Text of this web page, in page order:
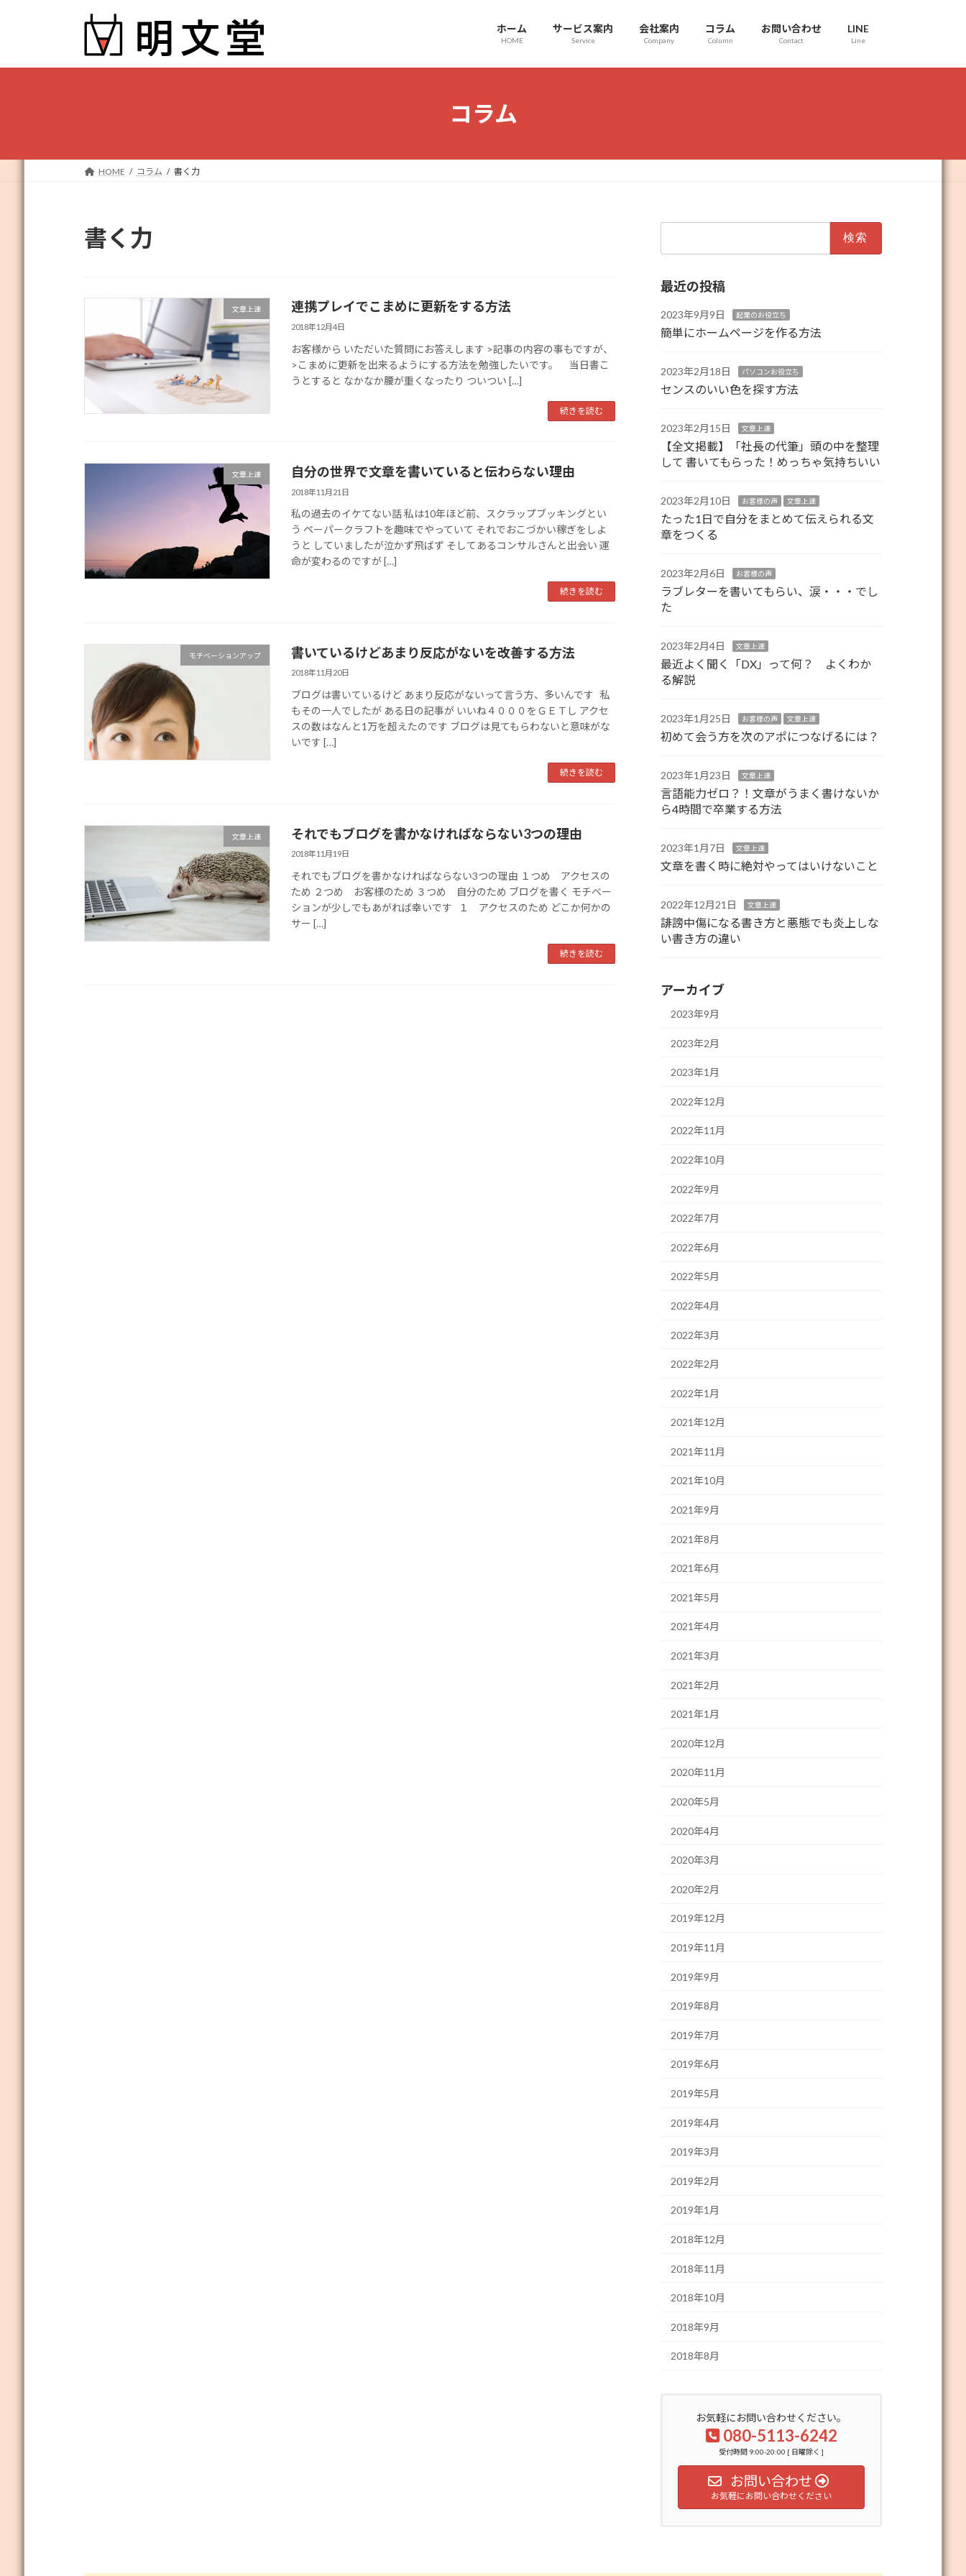
プ
動
ホーム
HOME
サービス案内
Service
会社案内
Company
コラム
Column
お問い合わせ
Contact
LINE
Line
コラム
HOME コラム 書く力
書く力
文章上達 連携プレイでこまめに更新をする方法
2018年12月4日
お客様から いただいた質問にお答えします >記事の内容の事もですが、
>こまめに更新を出来るようにする方法を勉強したいです。 当日書こ
うとすると なかなか腰が重くなったり ついつい […]
続きを読む
文章上達 自分の世界で文章を書いていると伝わらない理由
2018年11月21日
私の過去のイケてない話 私は10年ほど前、スクラップブッキングとい
う ペーパークラフトを趣味でやっていて それでおこづかい稼ぎをしよ
うと していましたが泣かず飛ばず そしてあるコンサルさんと出会い 運
命が変わるのですが […]
続きを読む
モチベーションアップ 書いているけどあまり反応がないを改善する方法
2018年11月20日
ブログは書いているけど あまり反応がないって言う方、多いんです 私
もその一人でしたが ある日の記事が いいね４０００をＧＥＴし アクセ
スの数はなんと1万を超えたのです ブログは見てもらわないと意味がな
いです […]
続きを読む
文章上達 それでもブログを書かなければならない3つの理由
2018年11月19日
それでもブログを書かなければならない3つの理由 １つめ アクセスの
ため ２つめ お客様のため ３つめ 自分のため ブログを書く モチベー
ションが少しでもあがれば幸いです １ アクセスのため どこか何かの
サー […]
続きを読む
最近の投稿
2023年9月9日 起業のお役立ち
簡単にホームページを作る方法
2023年2月18日 パソコンお役立ち
センスのいい色を探す方法
2023年2月15日 文章上達
【全文掲載】「社長の代筆」頭の中を整理
して 書いてもらった！めっちゃ気持ちいい
2023年2月10日 お客様の声 文章上達
たった1日で自分をまとめて伝えられる文
章をつくる
2023年2月6日 お客様の声
ラブレターを書いてもらい、涙・・・でし
た
2023年2月4日 文章上達
最近よく聞く「DX」って何？ よくわか
る解説
2023年1月25日 お客様の声 文章上達
初めて会う方を次のアポにつなげるには？
2023年1月23日 文章上達
言語能力ゼロ？！文章がうまく書けないか
ら4時間で卒業する方法
2023年1月7日 文章上達
文章を書く時に絶対やってはいけないこと
2022年12月21日 文章上達
誹謗中傷になる書き方と悪態でも炎上しな
い書き方の違い
アーカイブ
2023年9月
2023年2月
2023年1月
2022年12月
2022年11月
2022年10月
2022年9月
2022年7月
2022年6月
2022年5月
2022年4月
2022年3月
2022年2月
2022年1月
2021年12月
2021年11月
2021年10月
2021年9月
2021年8月
2021年6月
2021年5月
2021年4月
2021年3月
2021年2月
2021年1月
2020年12月
2020年11月
2020年5月
2020年4月
2020年3月
2020年2月
2019年12月
2019年11月
2019年9月
2019年8月
2019年7月
2019年6月
2019年5月
2019年4月
2019年3月
2019年2月
2019年1月
2018年12月
2018年11月
2018年10月
2018年9月
2018年8月
お気軽にお問い合わせください。
080-5113-6242
受付時間 9:00-20:00 [ 日曜除く ]
お問い合わせ
お気軽にお問い合わせください